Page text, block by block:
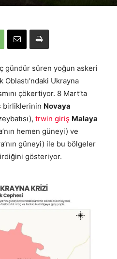
gündür süren yoğun askeri
Ukrayna
çökertiyor. 8 Mart’ta
birliklerinin Novaya
trwin giriş Malaya
hemen güneyi) ve
güneyi) ile bu bölgeler
gösteriyor.